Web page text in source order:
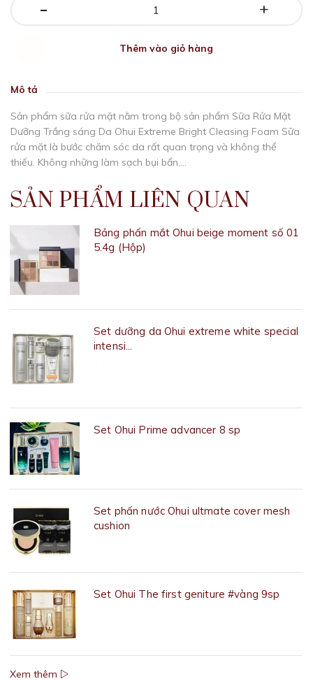
- +
Thêm vào giỏ hàng
Mô tả
Sản phẩm sữa rửa mặt nằm trong bộ sản phẩm Sữa Rửa Mặt
Dưỡng Trắng sáng Da Ohui Extreme Bright Cleasing Foam Sữa
rửa mặt là bước chăm sóc da rất quan trọng và không thể
thiếu. Không những làm sạch bụi bẩn,...
SẢN PHẨM LIÊN QUAN
Bảng phấn mắt Ohui beige moment số 01
5.4g (Hộp)
Set dưỡng da Ohui extreme white special
intensi...
Set Ohui Prime advancer 8 sp
Set phấn nước Ohui ultmate cover mesh
cushion
Set Ohui The first geniture #vàng 9sp
Xem thêm